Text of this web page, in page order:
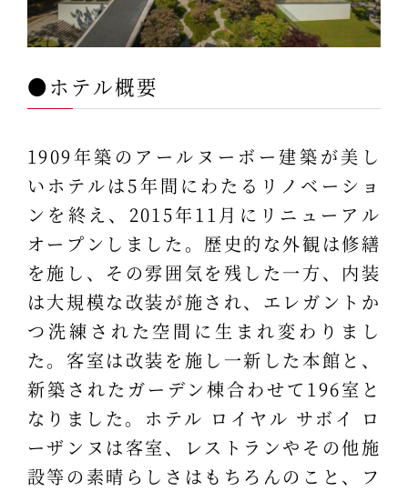
●ホテル概要
1909年築のアールヌーボー建築が美し
いホテルは5年間にわたるリノベーショ
ンを終え、2015年11月にリニューアル
オープンしました。歴史的な外観は修繕
を施し、その雰囲気を残した一方、内装
は大規模な改装が施され、エレガントか
つ洗練された空間に生まれ変わりまし
た。客室は改装を施し一新した本館と、
新築されたガーデン棟合わせて196室と
なりました。ホテル ロイヤル サボイ ロ
ーザンヌは客室、レストランやその他施
設等の素晴らしさはもちろんのこと、フ